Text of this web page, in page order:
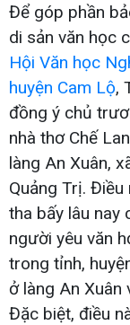
Để góp phần
di sản văn học
Hội Văn học
huyện Cam Lộ,
đồng ý chủ
nhà thơ Chế
làng An Xuân,
Quảng Trị.
tha bấy lâu nay
người yêu văn
trong tỉnh,
ở làng An Xuân
Đặc biệt, điều